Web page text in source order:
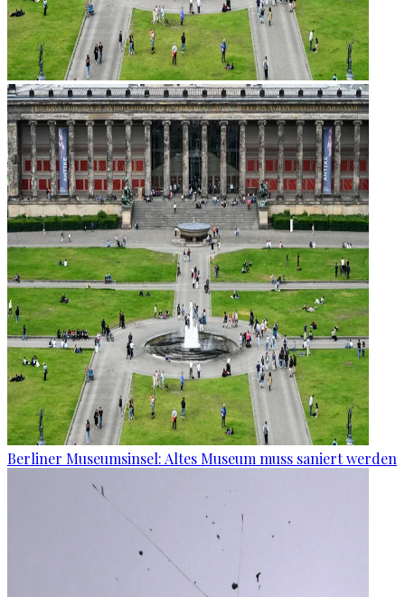
Berliner Museumsinsel: Altes Museum muss saniert werden